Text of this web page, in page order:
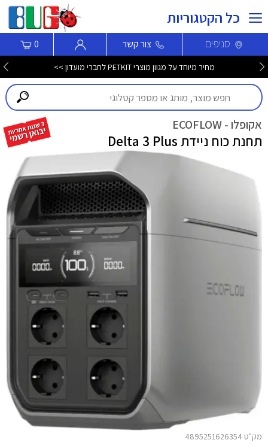
כל הקטגוריות
סניפים צור קשר 0
מחיר מיוחד על מגוון מוצרי PETKIT לחברי מועדון >>
אקופלו - ECOFLOW
תחנת כוח ניידת Delta 3 Plus
מק"ט 4895251626354